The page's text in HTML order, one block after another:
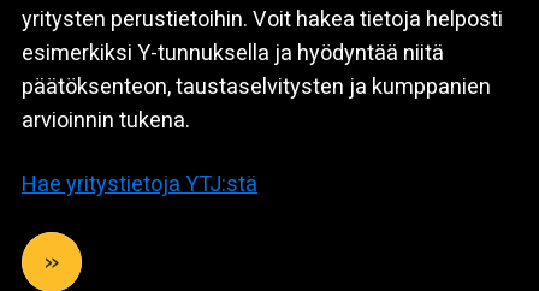
yritysten perustietoihin. Voit hakea tietoja helposti
esimerkiksi Y-tunnuksella ja hyödyntää niitä
päätöksenteon, taustaselvitysten ja kumppanien
arvioinnin tukena.
Hae yritystietoja YTJ:stä
»